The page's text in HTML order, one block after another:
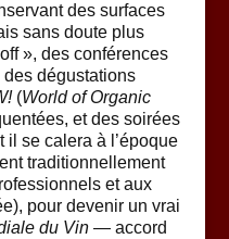
des surfaces
sans doute plus
», des conférences
dégustations
(World of Organic
et des soirées
se calera à l’époque
traditionnellement
et aux
pour devenir un vrai
du Vin— accord